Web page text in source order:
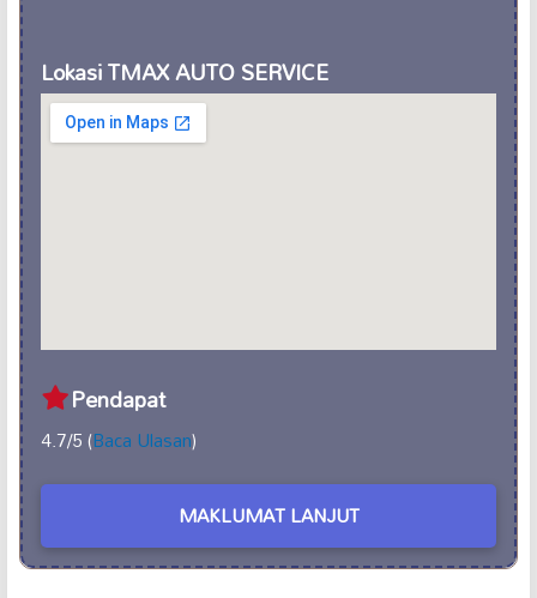
Lokasi TMAX AUTO SERVICE
Pendapat
4.7/5 (Baca Ulasan)
MAKLUMAT LANJUT